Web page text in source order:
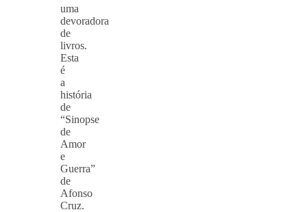
uma
devoradora
de
livros.
Esta
é
a
história
de
“Sinopse
de
Amor
e
Guerra”
de
Afonso
Cruz.